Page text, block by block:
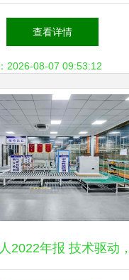
新兴能源技术研发的战
略布局
查看详情
2026-08-07 09:53:12
2022年报 技术驱动，